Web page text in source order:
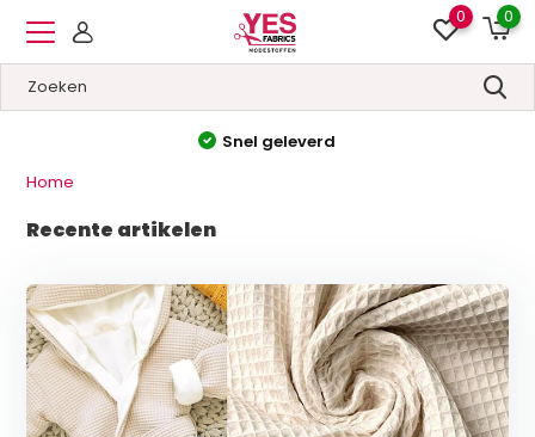
0 0
Hoge kwaliteit&Lage prijzen
Home
Recente artikelen